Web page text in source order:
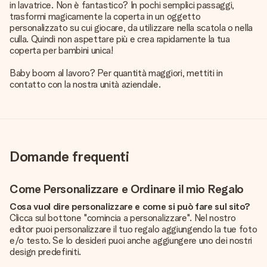
in lavatrice. Non è fantastico? In pochi semplici passaggi,
trasformi magicamente la coperta in un oggetto
personalizzato su cui giocare, da utilizzare nella scatola o nella
culla. Quindi non aspettare più e crea rapidamente la tua
coperta per bambini unica!
Baby boom al lavoro? Per quantità maggiori, mettiti in
contatto con la nostra unità aziendale.
Domande frequenti
Come Personalizzare e Ordinare il mio Regalo
Cosa vuol dire personalizzare e come si può fare sul sito?
Clicca sul bottone "comincia a personalizzare". Nel nostro
editor puoi personalizzare il tuo regalo aggiungendo la tue foto
e/o testo. Se lo desideri puoi anche aggiungere uno dei nostri
design predefiniti.